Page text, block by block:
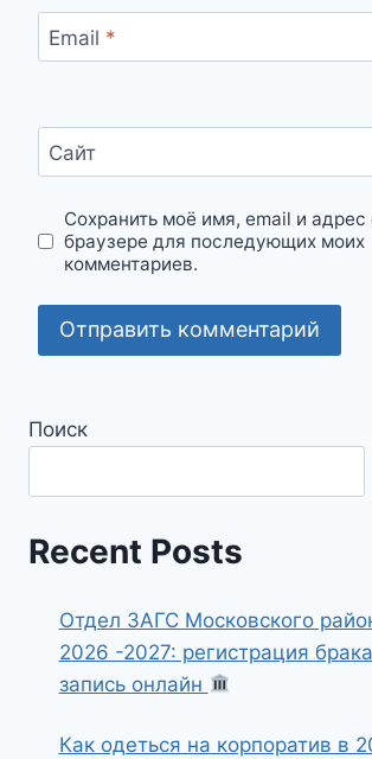
Email *
Сайт
Сохранить моё имя, email и адрес
браузере для последующих моих
комментариев.
Поиск
Recent Posts
Отдел ЗАГС Московского
2026 -2027: регистрация
запись онлайн
Как одеться на корпоратив в